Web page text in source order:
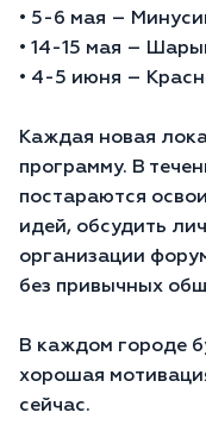
• 5-6 мая –
• 14-15 мая –
• 4-5 июня –
Каждая новая
программу. В
постараются
идей, обсудить
организации
без привычных
В каждом городе
хорошая
сейчас.